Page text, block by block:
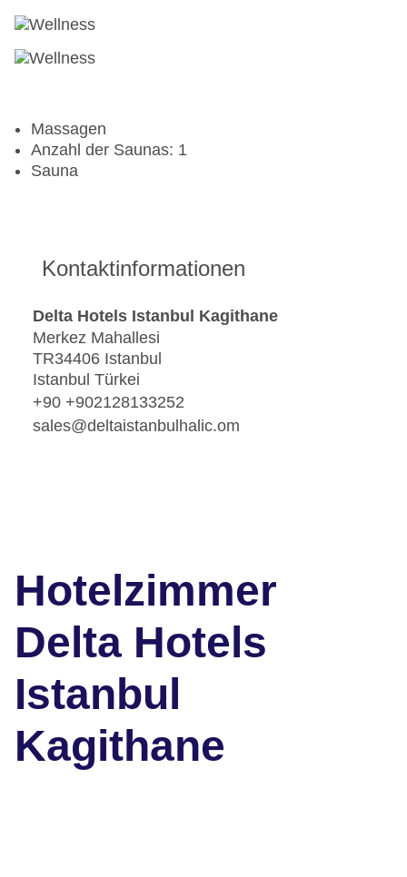
Massagen
Anzahl der Saunas: 1
Sauna
Kontaktinformationen
Delta Hotels Istanbul Kagithane
Merkez Mahallesi
TR34406 Istanbul
Istanbul Türkei
+90 +902128133252
sales@deltaistanbulhalic.om
Hotelzimmer
Delta Hotels
Istanbul
Kagithane